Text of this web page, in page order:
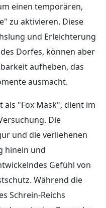
einen temporären,
zu aktivieren. Diese
und Erleichterung
Dorfes, können aber
aufheben, das
ausmacht.
als "Fox Mask", dient im
Die
und die verliehenen
hinein und
Gefühl von
Während die
Schrein-Reichs